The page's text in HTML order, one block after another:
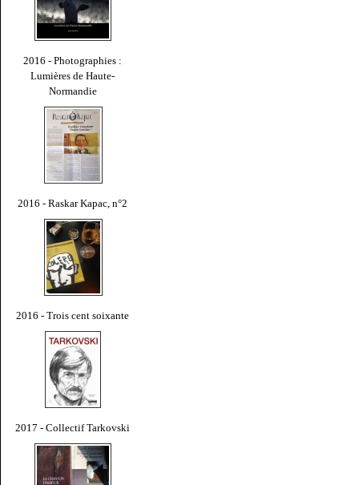
2016 - Photographies :
Lumières de Haute-
Normandie
2016 - Raskar Kapac, n°2
2016 - Trois cent soixante
2017 - Collectif Tarkovski